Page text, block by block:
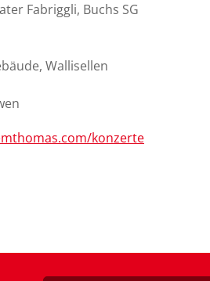
Fabriggli, Buchs SG
Wallisellen
konzerte